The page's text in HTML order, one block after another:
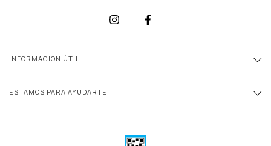
INFORMACION ÚTIL
ESTAMOS PARA AYUDARTE